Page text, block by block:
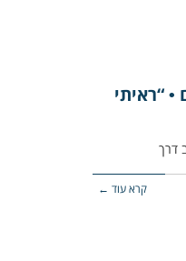
• “ראיתי
קרא עוד ←